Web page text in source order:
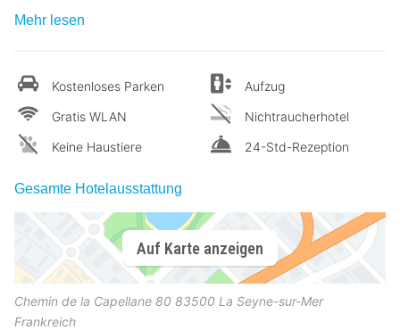
Mehr lesen
Kostenloses Parken
Gratis WLAN
Keine Haustiere
Aufzug
Nichtraucherhotel
24-Std-Rezeption
Gesamte Hotelausstattung
Auf Karte anzeigen
Chemin de la Capellane 80 83500 La Seyne-sur-Mer
Frankreich